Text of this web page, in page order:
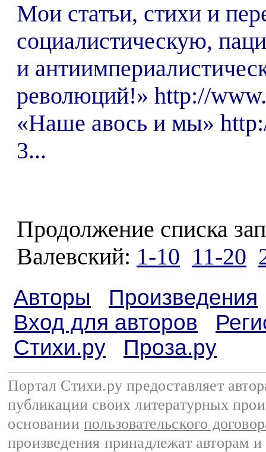
Мои статьи, стихи и
социалистическую,
и
революций!» http://
«Наше авось и мы»
3...
Продолжение списка
Валевский: 1-10 11-20
Авторы
Произведения
Вход для авторов
Стихи.ру
Проза.ру
Портал Стихи.ру предоставляет
публикации своих литературных
основании пользовательского
произведения принадлежат авторам